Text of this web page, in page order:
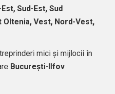
Sud-Est, Sud
Oltenia, Vest, Nord-Vest,
mici și mijlocii în
Bucureşti-Ilfov